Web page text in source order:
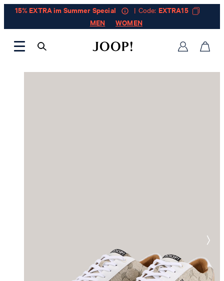
15% EXTRA im Summer Special | Code: EXTRA15
MEN
WOMEN